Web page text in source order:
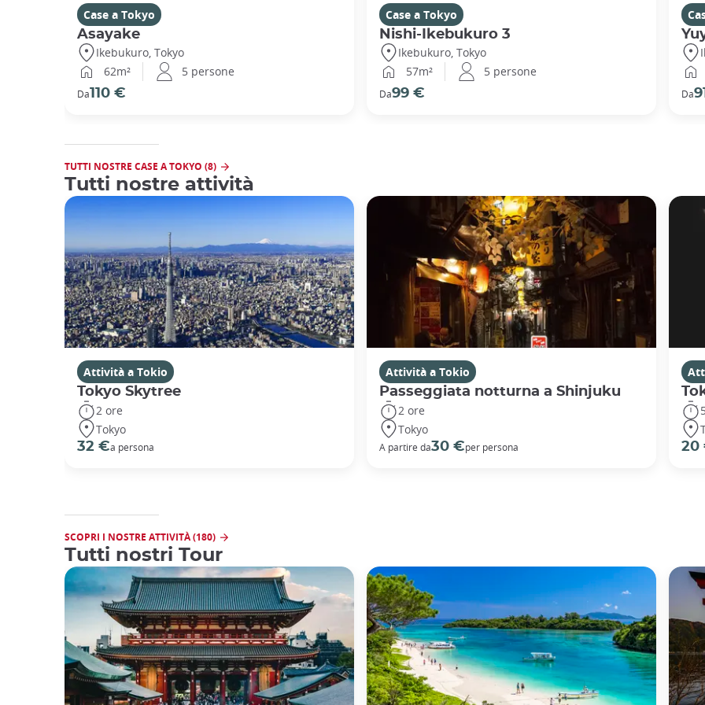
Case a Tokyo
Asayake
Ikebukuro, Tokyo
62m²
5 persone
Da110 €
Case a Tokyo
Nishi-Ikebukuro 3
Ikebukuro, Tokyo
57m²
5 persone
Da99 € Da
TUTTI NOSTRE CASE A TOKYO (8)
Tutti nostre attività
Attività a Tokio
Tokyo Skytree
2 ore
Tokyo
32 €a persona
Attività a Tokio
Passeggiata notturna a Shinjuku
2 ore
Tokyo
A partire da30 €per persona
20
SCOPRI I NOSTRE ATTIVITÀ (180)
Tutti nostri Tour